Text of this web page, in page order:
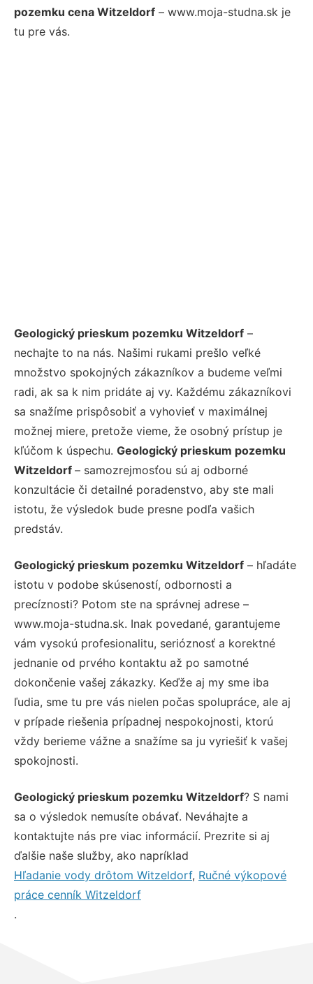
pozemku cena Witzeldorf – www.moja-studna.sk je
tu pre vás.
Geologický prieskum pozemku Witzeldorf –
nechajte to na nás. Našimi rukami prešlo veľké
množstvo spokojných zákazníkov a budeme veľmi
radi, ak sa k nim pridáte aj vy. Každému zákazníkovi
sa snažíme prispôsobiť a vyhovieť v maximálnej
možnej miere, pretože vieme, že osobný prístup je
kľúčom k úspechu. Geologický prieskum pozemku
Witzeldorf – samozrejmosťou sú aj odborné
konzultácie či detailné poradenstvo, aby ste mali
istotu, že výsledok bude presne podľa vašich
predstáv.
Geologický prieskum pozemku Witzeldorf – hľadáte
istotu v podobe skúseností, odbornosti a
precíznosti? Potom ste na správnej adrese –
www.moja-studna.sk. Inak povedané, garantujeme
vám vysokú profesionalitu, serióznosť a korektné
jednanie od prvého kontaktu až po samotné
dokončenie vašej zákazky. Keďže aj my sme iba
ľudia, sme tu pre vás nielen počas spolupráce, ale aj
v prípade riešenia prípadnej nespokojnosti, ktorú
vždy berieme vážne a snažíme sa ju vyriešiť k vašej
spokojnosti.
Geologický prieskum pozemku Witzeldorf? S nami
sa o výsledok nemusíte obávať. Neváhajte a
kontaktujte nás pre viac informácií. Prezrite si aj
ďalšie naše služby, ako napríklad
Hľadanie vody drôtom Witzeldorf, Ručné výkopové
práce cenník Witzeldorf
.